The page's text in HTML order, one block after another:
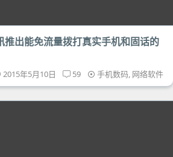
出能免流量拨打真实手机和固话的
2015年5月10日 59 手机数码, 网络软件